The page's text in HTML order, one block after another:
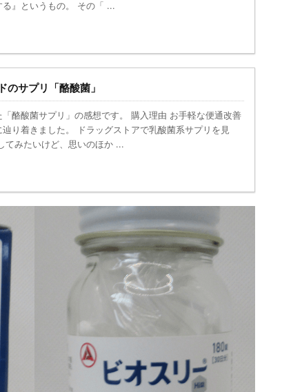
』というもの。 その「 ...
のサプリ「酪酸菌」
酪酸菌サプリ」の感想です。 購入理由 お手軽な便通改善
り着きました。 ドラッグストアで乳酸菌系サプリを見
てみたいけど、思いのほか ...